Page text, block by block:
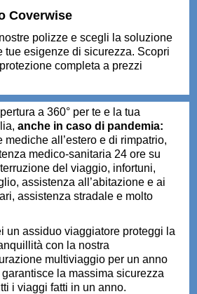
Coverwise
polizze e scegli la soluzione
tue esigenze di sicurezza. Scopri
completa a prezzi
a 360° per te e la tua
anche in caso di pandemia:
mediche all’estero e di rimpatrio,
medico-sanitaria 24 ore su
del viaggio, infortuni,
assistenza all’abitazione e ai
assistenza stradale e molto
un assiduo viaggiatore proteggi la
con la nostra
multiviaggio per un anno
garantisce la massima sicurezza
i viaggi fatti in un anno.